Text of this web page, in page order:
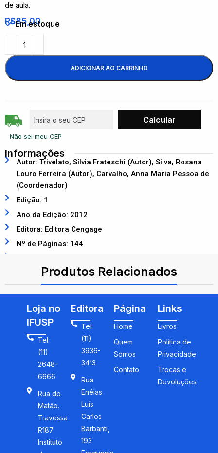
de aula.
R$85,00
Em estoque
ADICIONAR AO CARRINHO
Não sei meu CEP
Informações
Autor: Trivelato, Sílvia Frateschi (Autor), Silva, Rosana
Louro Ferreira (Autor), Carvalho, Anna Maria Pessoa de
(Coordenador)
Edição: 1
Ano da Edição: 2012
Editora: Editora Cengage
Nº de Páginas: 144
Produtos Relacionados
Loja no
IFUSP
Tel:
(11)
2648-
6666
Rua do
Matão.
Travessa
R187
Instituto
Editora
Tel:
(11)
3936-
3413
Rua
Enéias
Luís
Carlos
Barbanti,
193
Página
Home
Quem
Somos
Contato
Links
Livros
Política de
Privacidade
Trocas e
Devoluções